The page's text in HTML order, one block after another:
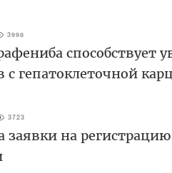
3998
с гепатоклеточной
3723
заявки на